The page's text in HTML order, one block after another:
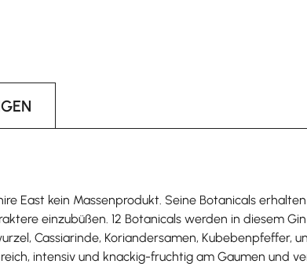
East kein Massenprodukt. Seine Botanicals
einzubüßen. 12 Botanicals werden in diesem
Cassiarinde, Koriandersamen, Kubebenpfeffer,
intensiv und knackig-fruchtig am Gaumen und